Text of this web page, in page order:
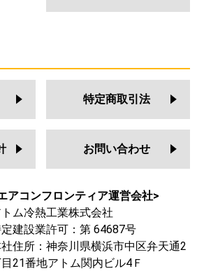
特定商取引法
お問い合わせ
アコンフロンティア運営会社>
ム冷熱工業株式会社
建設業許可：第 64687号
住所：神奈川県横浜市中区弁天通2
21番地アトム関内ビル4Ｆ